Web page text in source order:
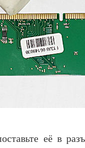
её в